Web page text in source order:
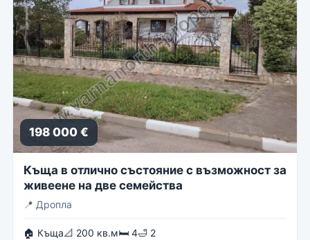
198 000 €
Къща в отлично състояние с възможност за
живеене на две семейства
📍 Дропла
🏠 Къща📐 200 кв.м🛏 4🛁 2